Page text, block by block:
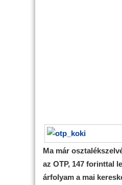
Ma már
az OTP, 147 forinttal
árfolyam a mai